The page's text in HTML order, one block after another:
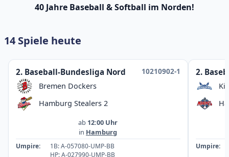
40 Jahre Baseball & Softball im Norden!
14 Spiele heute
2. Baseball-Bundesliga Nord
10210902-1
Bremen Dockers
Hamburg Stealers 2
ab 12:00 Uhr
in Hamburg
Umpire:
1B: A-057080-UMP-BB
HP: A-027990-UMP-BB
2.
Umpire: